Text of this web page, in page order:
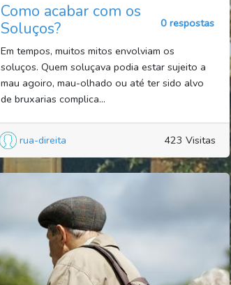
Como acabar com os
Soluços?
0 respostas
Em tempos, muitos mitos envolviam os
soluços. Quem soluçava podia estar sujeito a
mau agoiro, mau-olhado ou até ter sido alvo
de bruxarias complica...
rua-direita 423 Visitas